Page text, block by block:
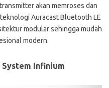
akan memroses dan
Auracast Bluetooth LE
modular sehingga mudah
modern.
Infinium